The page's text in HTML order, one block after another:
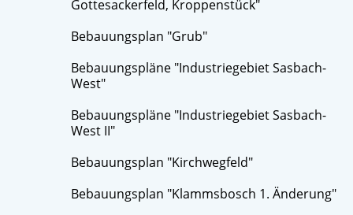
Gottesackerfeld, Kroppenstück"
Bebauungsplan "Grub"
Bebauungspläne "Industriegebiet Sasbach-
West"
Bebauungspläne "Industriegebiet Sasbach-
West II"
Bebauungsplan "Kirchwegfeld"
Bebauungsplan "Klammsbosch 1. Änderung"